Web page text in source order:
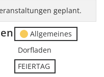
geplant.
Allgemeines
Dorfladen
FEIERTAG